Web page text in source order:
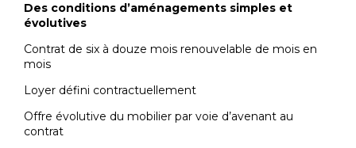
Des conditions d’aménagements simples et
évolutives
Contrat de six à douze mois renouvelable de mois en
mois
Loyer défini contractuellement
Offre évolutive du mobilier par voie d’avenant au
contrat